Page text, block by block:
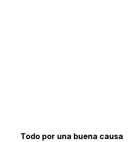
Todo por una buena causa